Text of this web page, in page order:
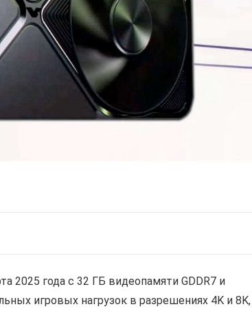
2025 года с 32 ГБ видеопамяти GDDR7 и
игровых нагрузок в разрешениях 4K и 8K,